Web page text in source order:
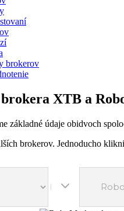
brokerov
XTB a
základné údaje obidvoch
brokerov. Jednoducho